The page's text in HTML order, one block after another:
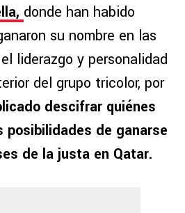
donde han habido
su nombre en las
liderazgo y personalidad
del grupo tricolor, por
descifrar quiénes
posibilidades de ganarse
de la justa en Qatar.